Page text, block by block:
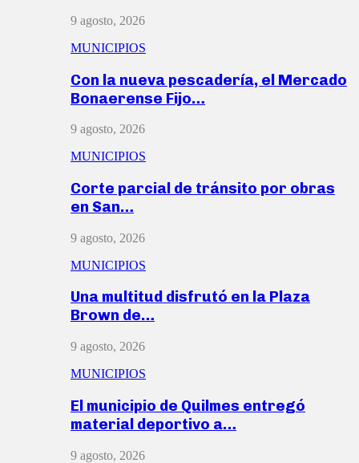
9 agosto, 2026
MUNICIPIOS
Con la nueva pescadería, el Mercado
Bonaerense Fijo…
9 agosto, 2026
MUNICIPIOS
Corte parcial de tránsito por obras
en San…
9 agosto, 2026
MUNICIPIOS
Una multitud disfrutó en la Plaza
Brown de…
9 agosto, 2026
MUNICIPIOS
El municipio de Quilmes entregó
material deportivo a…
9 agosto, 2026